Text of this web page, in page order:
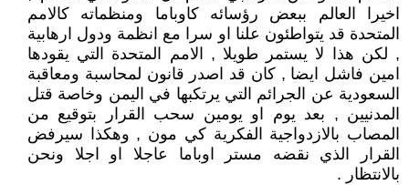
اخيرا العالم ببعض رؤسائه كاوباما ومنظماته كالامم
المتحدة قد يتواطئون علنا او سرا مع انظمة ودول ارهابية
, لكن هذا لا يستمر طويلا , الامم المتحدة التي يقودها
امين فاشل ايضا , كان قد اصدر قانون لمحاسبة ومعاقبة
السعودية عن الجرائم التي يرتكبها في اليمن وخاصة قتل
المدنيين , بعد يوم او يومين سحب القرار بتوقيع من
المصاب بالازدواجية الفكرية كي مون , وهكذا سيرفض
القرار الذي نقضه مستر اوباما عاجلا او اجلا ونحن
بالانتظار .